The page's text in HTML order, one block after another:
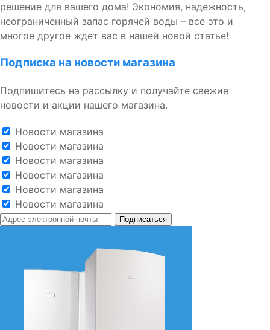
решение для вашего дома! Экономия, надежность,
неограниченный запас горячей воды – все это и
многое другое ждет вас в нашей новой статье!
Подписка на новости магазина
Подпишитесь на рассылку и получайте свежие
новости и акции нашего магазина.
Новости магазина
Новости магазина
Новости магазина
Новости магазина
Новости магазина
Новости магазина